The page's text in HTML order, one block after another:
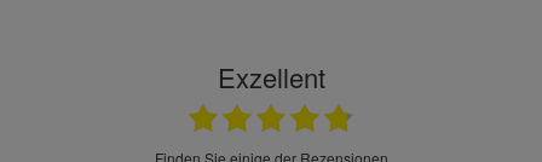
Exzellent
finden Sie einige der Rezensionen